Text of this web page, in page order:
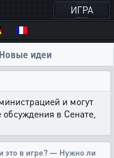
ИГРА
Новые идеи
и могут
в Сенате,
это в игре? — Нужно ли